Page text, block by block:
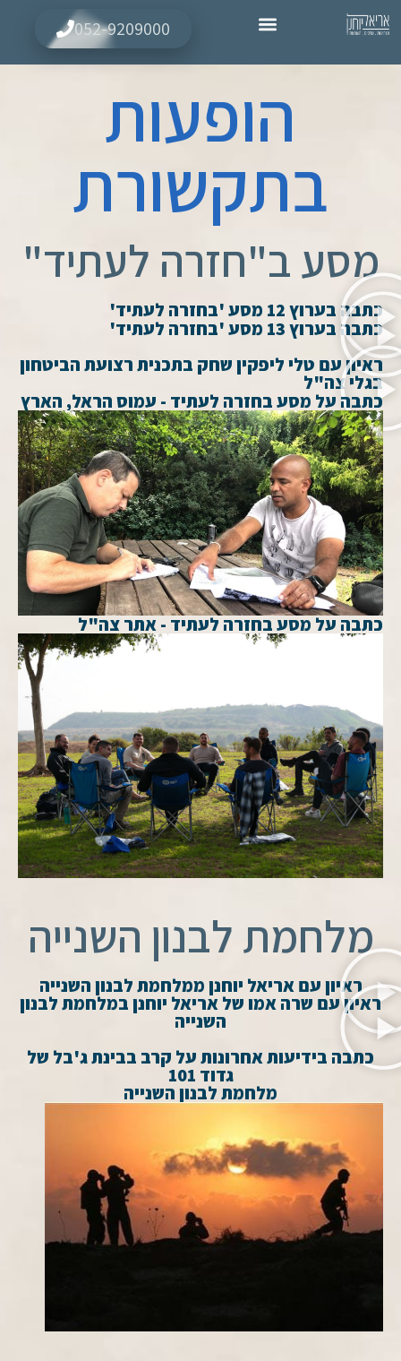
לתוכן
052-9209000⁩
הופעות
בתקשורת
מסע ב"חזרה לעתיד"
כתבה בערוץ 12 מסע 'בחזרה לעתיד'
כתבה בערוץ 13 מסע 'בחזרה לעתיד'
ראיון עם טלי ליפקין שחק בתכנית רצועת הביטחון
בגלי צה"ל
כתבה על מסע בחזרה לעתיד - עמוס הראל, הארץ
כתבה על מסע בחזרה לעתיד - אתר צה"ל
מלחמת לבנון השנייה
ראיון עם אריאל יוחנן ממלחמת לבנון השנייה
ראיון עם שרה אמו של אריאל יוחנן במלחמת לבנון
השנייה
כתבה בידיעות אחרונות על קרב בבינת ג'בל של
גדוד 101
מלחמת לבנון השנייה